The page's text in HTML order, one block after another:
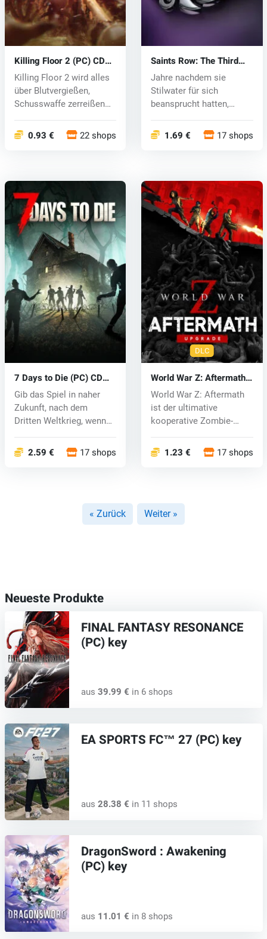
Killing Floor 2 (PC) CD
key
Killing Floor 2 wird alles
über Blutvergießen,
Schusswaffe zerreißen
0.93 € 22 shops
Saints Row: The Third
(PC) - CD key
Jahre nachdem sie
Stilwater für sich
beansprucht hatten,
1.69 € 17 shops
7 Days to Die (PC) CD
key
Gib das Spiel in naher
Zukunft, nach dem
Dritten Weltkrieg, wenn
2.59 € 17 shops
DLC
World War Z: Aftermath
(PC) key
World War Z: Aftermath
ist der ultimative
kooperative Zombie-
1.23 € 17 shops
« Zurück Weiter »
Neueste Produkte
FINAL FANTASY RESONANCE
(PC) key
aus 39.99 € in 6 shops
EA SPORTS FC™ 27 (PC) key
aus 28.38 € in 11 shops
DragonSword : Awakening
(PC) key
aus 11.01 € in 8 shops